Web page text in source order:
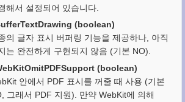
해서 설정되어 있습니다.
(boolean)
의 글자 표시 버퍼링 기능을 제공하나, 아직
는 완전하게 구현되지 않음 (기본 NO).
(boolean)
안에서 PDF 표시를 꺼줄 때 사용 (기본
그래서 PDF 지원). 만약 WebKit에 의해